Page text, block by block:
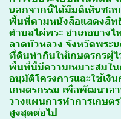
นอกจากนี้ได้มีมติเห็นชอ
พื้นที่ตามหนังสือแสดงสิ
ตำบลไผ่พระ อำเภอบาง
ลาดบัวหลวง จังหวัดพระ
ที่ดินทำกินให้เกษตรกรผู้ไ
พื้นที่นี้มีความเหมาะสมใน
อนุมัติโครงการและใช้เงิ
เกษตรกรรม เพื่อพัฒนาอ
วางแผนการทำการเกษต
สูงสุดต่อไป